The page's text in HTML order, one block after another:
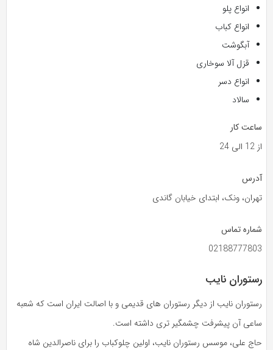
انواع پلو
انواع کباب
آبگوشت
قزل آلا سوخاری
انواع دسر
سالاد
ساعت کار
از 12 الی 24
آدرس
تهران، ونک، ابتدای خیابان گاندی
شماره تماس
02188777803
رستوران نایب
رستوران نایب از دیگر رستوران های قدیمی و با اصالت ایران است که شعبه
ساعی آن پیشرفت چشمگیر تری داشته است.
حاج علی، موسس رستوران نایب، اولین چلوکباب را برای ناصرالدین شاه